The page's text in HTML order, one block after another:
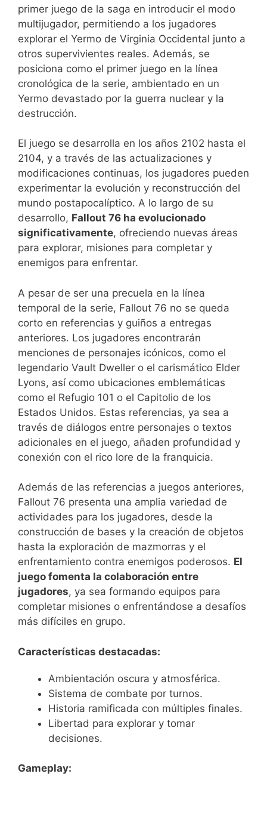
primer juego de la saga en introducir el modo
multijugador, permitiendo a los jugadores
explorar el Yermo de Virginia Occidental junto a
otros supervivientes reales. Además, se
posiciona como el primer juego en la línea
cronológica de la serie, ambientado en un
Yermo devastado por la guerra nuclear y la
destrucción.
El juego se desarrolla en los años 2102 hasta el
2104, y a través de las actualizaciones y
modificaciones continuas, los jugadores pueden
experimentar la evolución y reconstrucción del
mundo postapocalíptico. A lo largo de su
desarrollo, Fallout 76 ha evolucionado
significativamente, ofreciendo nuevas áreas
para explorar, misiones para completar y
enemigos para enfrentar.
A pesar de ser una precuela en la línea
temporal de la serie, Fallout 76 no se queda
corto en referencias y guiños a entregas
anteriores. Los jugadores encontrarán
menciones de personajes icónicos, como el
legendario Vault Dweller o el carismático Elder
Lyons, así como ubicaciones emblemáticas
como el Refugio 101 o el Capitolio de los
Estados Unidos. Estas referencias, ya sea a
través de diálogos entre personajes o textos
adicionales en el juego, añaden profundidad y
conexión con el rico lore de la franquicia.
Además de las referencias a juegos anteriores,
Fallout 76 presenta una amplia variedad de
actividades para los jugadores, desde la
construcción de bases y la creación de objetos
hasta la exploración de mazmorras y el
enfrentamiento contra enemigos poderosos. El
juego fomenta la colaboración entre
jugadores, ya sea formando equipos para
completar misiones o enfrentándose a desafíos
más difíciles en grupo.
Características destacadas:
Ambientación oscura y atmosférica.
Sistema de combate por turnos.
Historia ramificada con múltiples finales.
Libertad para explorar y tomar
decisiones.
Gameplay: